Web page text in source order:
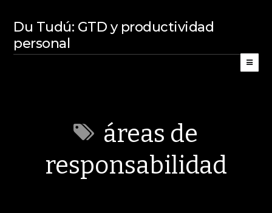
Du Tudú: GTD y productividad
personal
áreas de
responsabilidad